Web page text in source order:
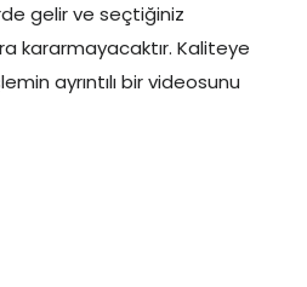
gelir ve seçtiğiniz
kararmayacaktır. Kaliteye
ayrıntılı bir videosunu